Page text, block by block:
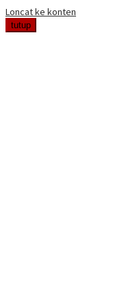
Loncat ke konten
tutup